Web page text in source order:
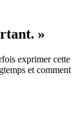
»
exprimer
et